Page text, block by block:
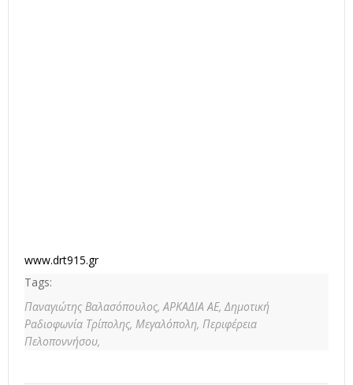
www.drt915.gr
Tags:
Παναγιώτης Βαλασόπουλος, ΑΡΚΑΔΙΑ ΑΕ, Δημοτική
Ραδιοφωνία Τρίπολης, Μεγαλόπολη, Περιφέρεια
Πελοποννήσου,